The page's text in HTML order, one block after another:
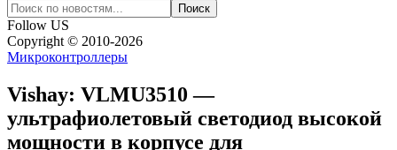
Follow US
Copyright © 2010-2026
Микроконтроллеры
Vishay: VLMU3510 —
ультрафиолетовый светодиод высокой
мощности в корпусе для